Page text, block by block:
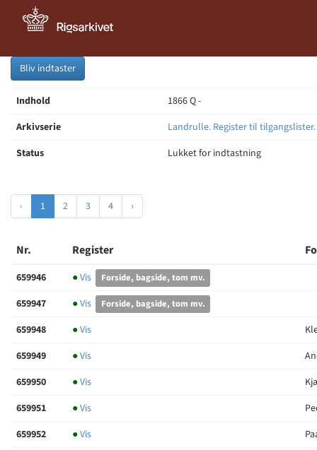
Bliv indtaster
Indhold
1866 Q -
Arkivserie
Landrulle. Register til
Status
Lukket for indtastning
‹ 1 2 3 4 ›
Nr. Register
659946 ●Vis Forside, bagside, tom mv.
659947 ●Vis Forside, bagside, tom mv.
659948 ●Vis
659949
●Vis
659950
●Vis
659951
●Vis
659952
●Vis